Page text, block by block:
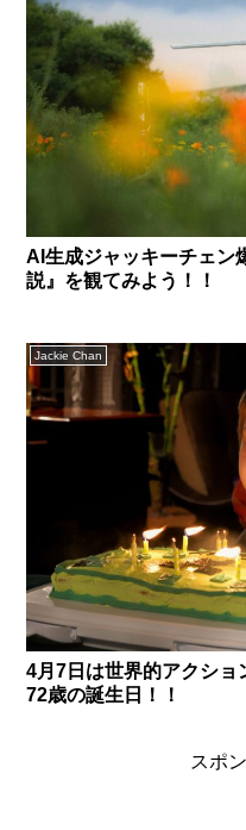
AI生成ジャッキーチェン
説』を観てみよう！！
Jackie Chan
4月7日は世界的アクショ
72歳の誕生日！！
スポ